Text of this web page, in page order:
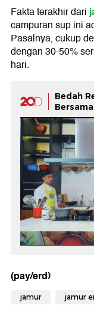
Fakta terakhir dari
campuran sup ini
Pasalnya, cukup
dengan 30-50%
hari.
Bedah
(pay/erd)
jamur jamur